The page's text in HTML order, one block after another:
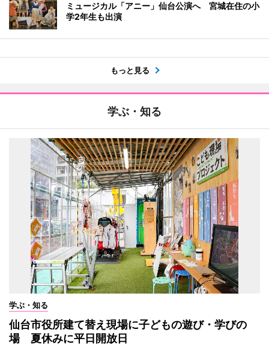
ミュージカル「アニー」仙台公演へ 宮城在住の小
学2年生も出演
もっと見る
学ぶ・知る
学ぶ・知る
仙台市役所建て替え現場に子どもの遊び・学びの
場 夏休みに平日開放日